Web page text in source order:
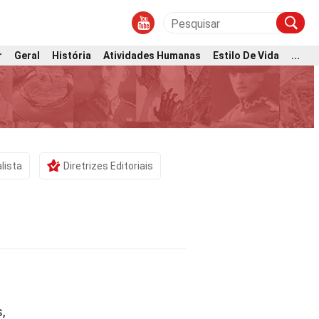
Geral História Atividades Humanas Estilo De Vida ...
Diretrizes Editoriais